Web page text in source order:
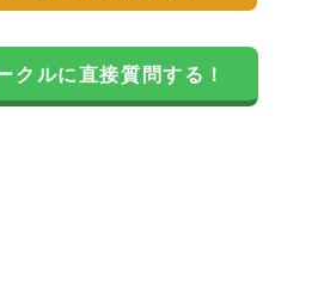
クルに直接質問する！